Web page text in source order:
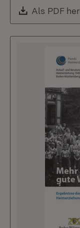
Download:
Als PDF